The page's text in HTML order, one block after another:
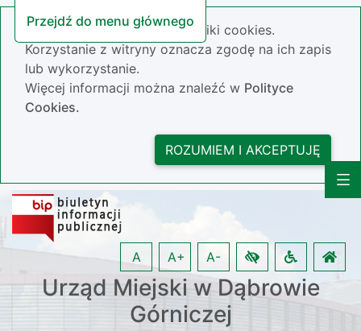
Przejdź do menu głównego
Nasza strona wykorzystuje pliki cookies.
Korzystanie z witryny oznacza zgodę na ich zapis
lub wykorzystanie.
Więcej informacji można znaleźć w Polityce
Cookies.
ROZUMIEM I AKCEPTUJĘ
Urząd Miejski w Dąbrowie
Górniczej
A A+ A-